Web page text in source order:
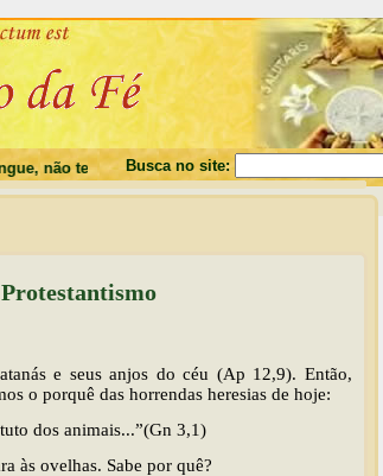
tereis a vida em vós"(Jo 6,53)
Busca no site:
e seus anjos do céu (Ap 12,9). Então,
o porquê das horrendas heresias de hoje:
dos animais...”(Gn 3,1)
às ovelhas. Sabe por quê?